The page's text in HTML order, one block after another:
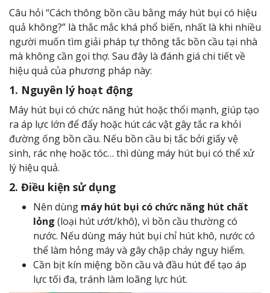
Câu hỏi “Cách thông bồn cầu bằng máy hút bụi có hiệu
quả không?” là thắc mắc khá phổ biến, nhất là khi nhiều
người muốn tìm giải pháp tự thông tắc bồn cầu tại nhà
mà không cần gọi thợ. Sau đây là đánh giá chi tiết về
hiệu quả của phương pháp này:
1. Nguyên lý hoạt động
Máy hút bụi có chức năng hút hoặc thổi mạnh, giúp tạo
ra áp lực lớn để đẩy hoặc hút các vật gây tắc ra khỏi
đường ống bồn cầu. Nếu bồn cầu bị tắc bởi giấy vệ
sinh, rác nhẹ hoặc tóc… thì dùng máy hút bụi có thể xử
lý hiệu quả.
2. Điều kiện sử dụng
Nên dùng máy hút bụi có chức năng hút chất
lỏng (loại hút ướt/khô), vì bồn cầu thường có
nước. Nếu dùng máy hút bụi chỉ hút khô, nước có
thể làm hỏng máy và gây chập cháy nguy hiểm.
Cần bịt kín miệng bồn cầu và đầu hút để tạo áp
lực tối đa, tránh làm loãng lực hút.